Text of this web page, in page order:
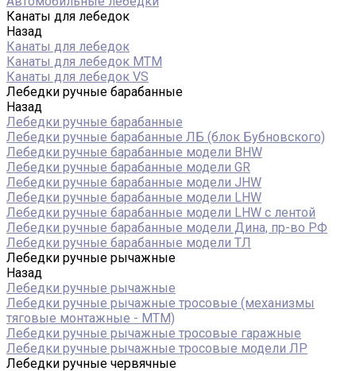
Канаты для лебедок
Назад
Канаты для лебедок
Канаты для лебедок MTM
Канаты для лебедок VS
Лебедки ручные барабанные
Назад
Лебедки ручные барабанные
Лебедки ручные барабанные ЛБ (блок Бубновского)
Лебедки ручные барабанные модели BHW
Лебедки ручные барабанные модели GR
Лебедки ручные барабанные модели JHW
Лебедки ручные барабанные модели LHW
Лебедки ручные барабанные модели LHW c лентой
Лебедки ручные барабанные модели Дина, пр-во РФ
Лебедки ручные барабанные модели ТЛ
Лебедки ручные рычажные
Назад
Лебедки ручные рычажные
Лебедки ручные рычажные тросовые (механизмы
тяговые монтажные - МТМ)
Лебедки ручные рычажные тросовые гаражные
Лебедки ручные рычажные тросовые модели ЛР
Лебедки ручные червячные